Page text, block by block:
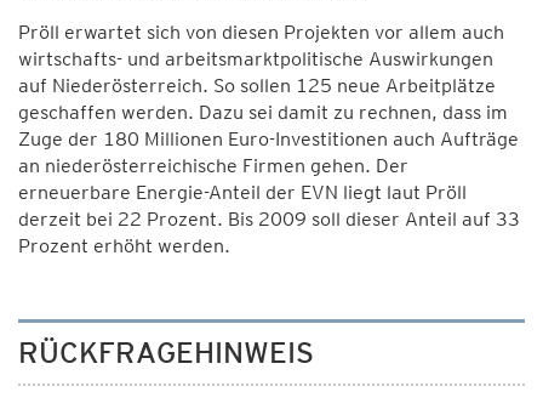
Pröll erwartet sich von diesen Projekten vor allem auch
wirtschafts- und arbeitsmarktpolitische Auswirkungen
auf Niederösterreich. So sollen 125 neue Arbeitplätze
geschaffen werden. Dazu sei damit zu rechnen, dass im
Zuge der 180 Millionen Euro-Investitionen auch Aufträge
an niederösterreichische Firmen gehen. Der
erneuerbare Energie-Anteil der EVN liegt laut Pröll
derzeit bei 22 Prozent. Bis 2009 soll dieser Anteil auf 33
Prozent erhöht werden.
RÜCKFRAGEHINWEIS